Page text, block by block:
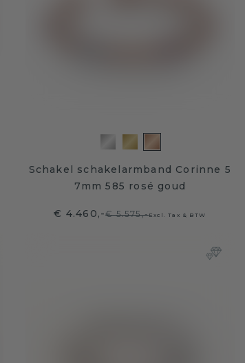
Schakel schakelarmband Corinne 5
7mm 585 rosé goud
€ 4.460,-€ 5.575,-Excl. Tax & BTW